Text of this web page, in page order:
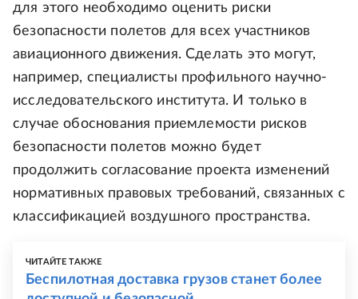
для этого необходимо оценить риски
безопасности полетов для всех участников
авиационного движения. Сделать это могут,
например, специалисты профильного научно-
исследовательского института. И только в
случае обоснования приемлемости рисков
безопасности полетов можно будет
продолжить согласование проекта изменений
нормативных правовых требований, связанных с
классификацией воздушного пространства.
ЧИТАЙТЕ ТАКЖЕ
Беспилотная доставка грузов станет более